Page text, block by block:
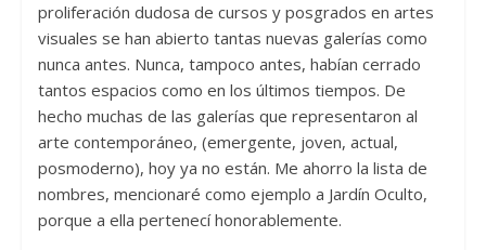
proliferación dudosa de cursos y posgrados en artes
visuales se han abierto tantas nuevas galerías como
nunca antes. Nunca, tampoco antes, habían cerrado
tantos espacios como en los últimos tiempos. De
hecho muchas de las galerías que representaron al
arte contemporáneo, (emergente, joven, actual,
posmoderno), hoy ya no están. Me ahorro la lista de
nombres, mencionaré como ejemplo a Jardín Oculto,
porque a ella pertenecí honorablemente.